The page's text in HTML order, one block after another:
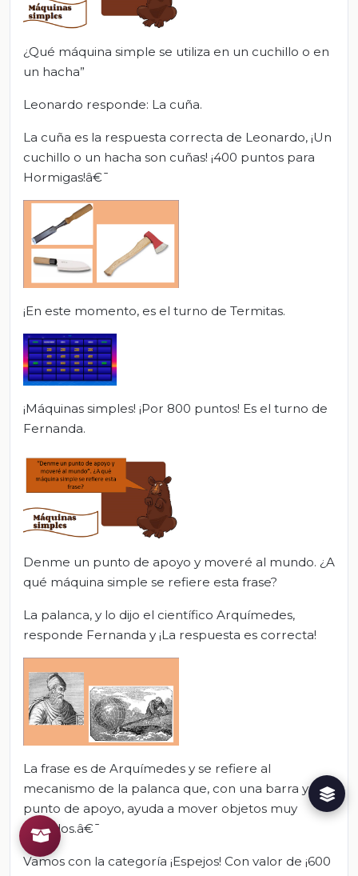
¿Qué máquina simple se utiliza en un cuchillo o en
un hacha”
Leonardo responde: La cuña.
La cuña es la respuesta correcta de Leonardo, ¡Un
cuchillo o un hacha son cuñas! ¡400 puntos para
Hormigas!â€¯
¡En este momento, es el turno de Termitas.
¡Máquinas simples! ¡Por 800 puntos! Es el turno de
Fernanda.
Denme un punto de apoyo y moveré al mundo. ¿A
qué máquina simple se refiere esta frase?
La palanca, y lo dijo el científico Arquímedes,
responde Fernanda y ¡La respuesta es correcta!
La frase es de Arquímedes y se refiere al
mecanismo de la palanca que, con una barra y un
punto de apoyo, ayuda a mover objetos muy
pesados.â€¯
Vamos con la categoría ¡Espejos! Con valor de ¡600